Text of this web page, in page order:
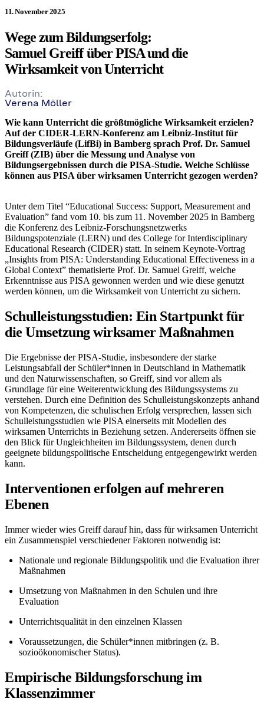
11. November 2025
Wege zum Bildungserfolg:
Samuel Greiff über PISA und die
Wirksamkeit von Unterricht
Autorin:
Verena Möller
Wie kann Unterricht die größtmögliche Wirksamkeit erzielen?
Auf der CIDER-LERN-Konferenz am Leibniz-Institut für
Bildungsverläufe (LifBi) in Bamberg sprach Prof. Dr. Samuel
Greiff (ZIB) über die Messung und Analyse von
Bildungsergebnissen durch die PISA-Studie. Welche Schlüsse
können aus PISA über wirksamen Unterricht gezogen werden?
Unter dem Titel “Educational Success: Support, Measurement and
Evaluation” fand vom 10. bis zum 11. November 2025 in Bamberg
die Konferenz des Leibniz-Forschungsnetzwerks
Bildungspotenziale (LERN) und des College for Interdisciplinary
Educational Research (CIDER) statt. In seinem Keynote-Vortrag
„Insights from PISA: Understanding Educational Effectiveness in a
Global Context” thematisierte Prof. Dr. Samuel Greiff, welche
Erkenntnisse aus PISA gewonnen werden und wie diese genutzt
werden können, um die Wirksamkeit von Unterricht zu sichern.
Schulleistungsstudien: Ein Startpunkt für
die Umsetzung wirksamer Maßnahmen
Die Ergebnisse der PISA-Studie, insbesondere der starke
Leistungsabfall der Schüler*innen in Deutschland in Mathematik
und den Naturwissenschaften, so Greiff, sind vor allem als
Grundlage für eine Weiterentwicklung des Bildungssystems zu
verstehen. Durch eine Definition des Schulleistungskonzepts anhand
von Kompetenzen, die schulischen Erfolg versprechen, lassen sich
Schulleistungsstudien wie PISA einerseits mit Modellen des
wirksamen Unterrichts in Beziehung setzen. Andererseits öffnen sie
den Blick für Ungleichheiten im Bildungssystem, denen durch
geeignete bildungspolitische Entscheidung entgegengewirkt werden
kann.
Interventionen erfolgen auf mehreren
Ebenen
Immer wieder wies Greiff darauf hin, dass für wirksamen Unterricht
ein Zusammenspiel verschiedener Faktoren notwendig ist:
Nationale und regionale Bildungspolitik und die Evaluation ihrer
Maßnahmen
Umsetzung von Maßnahmen in den Schulen und ihre
Evaluation
Unterrichtsqualität in den einzelnen Klassen
Voraussetzungen, die Schüler*innen mitbringen (z. B.
sozioökonomischer Status).
Empirische Bildungsforschung im
Klassenzimmer